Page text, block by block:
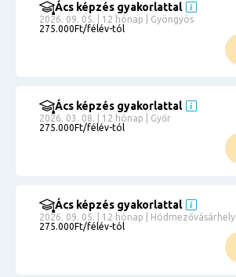
Ács képzés gyakorlattal
2026. 09. 05. | 12 hónap | Gyöngyös
275.000Ft/félév-tól
Ács képzés gyakorlattal
2026. 03. 08. | 12 hónap | Győr
275.000Ft/félév-tól
Ács képzés gyakorlattal
2026. 09. 05. | 12 hónap | Hódmezővásárhely
275.000Ft/félév-tól